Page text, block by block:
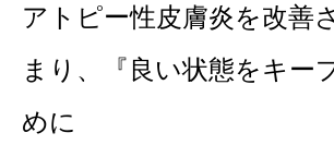
アトピー性皮膚炎を改善
まり、『良い状態をキー
めに